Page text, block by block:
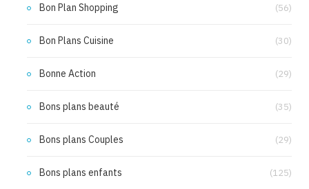
Bon Plan Shopping (56)
Bon Plans Cuisine (30)
Bonne Action (29)
Bons plans beauté (35)
Bons plans Couples (29)
Bons plans enfants (125)